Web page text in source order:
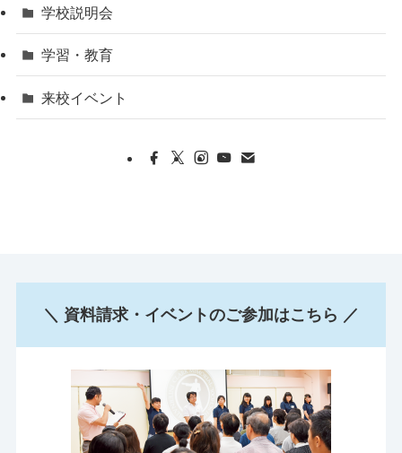
学校説明会
学習・教育
来校イベント
＼ 資料請求・イベントのご参加はこちら ／